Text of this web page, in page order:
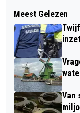
KANS OM
BIJSTER
TATA
Meest Gelezen
Van